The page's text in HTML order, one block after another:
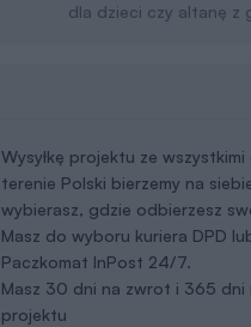
dla dzieci czy altanę z
Wysyłkę projektu ze
terenie Polski bierzemy na
wybierasz, gdzie odbierzesz
Masz do wyboru kuriera DPD
Paczkomat InPost 24/7.
Masz 30 dni na zwrot i 365 dni
projektu